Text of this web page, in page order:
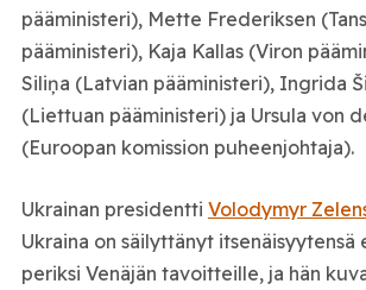
pääministeri), Mette Frederiksen
pääministeri), Kaja Kallas (Viron
Siliņa (Latvian pääministeri), Ingrida
(Liettuan pääministeri) ja Ursula von
(Euroopan komission puheenjohtaja).
Ukrainan presidentti Volodymyr
Ukraina on säilyttänyt itsenäisyytensä
periksi Venäjän tavoitteille, ja hän